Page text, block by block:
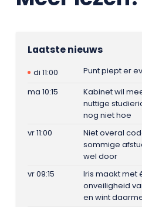
Laatste nieuws
di 11:00
Punt piept er
ma 10:15
Kabinet wil
nuttige
nog niet hoe
vr 11:00
Niet overal
sommige
wel door
vr 09:15
Iris maakt met
onveiligheid
en wint